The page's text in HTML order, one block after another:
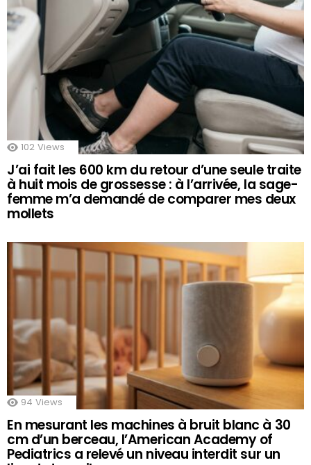
102 Views
J’ai fait les 600 km du retour d’une seule traite
à huit mois de grossesse : à l’arrivée, la sage-
femme m’a demandé de comparer mes deux
mollets
94 Views
En mesurant les machines à bruit blanc à 30
cm d’un berceau, l’American Academy of
Pediatrics a relevé un niveau interdit sur un